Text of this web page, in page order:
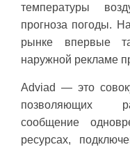
температуры
прогноза погоды.
рынке впервые
наружной рекламе
Adviad — это
позволяющих
сообщение
ресурсах,